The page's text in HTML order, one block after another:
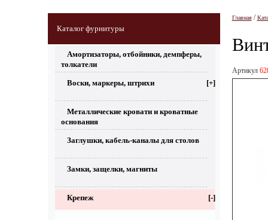
Каталог фурнитуры
Амортизаторы, отбойники, демпферы,
толкатели
Воски, маркеры, штрихи [+]
Металлические кровати и кроватные
основания
Заглушки, кабель-каналы для столов
Замки, защелки, магниты
Крепеж [-]
Главная/
Артикул